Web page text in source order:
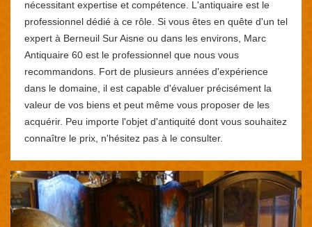
nécessitant expertise et compétence. L'antiquaire est le
professionnel dédié à ce rôle. Si vous êtes en quête d'un tel
expert à Berneuil Sur Aisne ou dans les environs, Marc
Antiquaire 60 est le professionnel que nous vous
recommandons. Fort de plusieurs années d'expérience
dans le domaine, il est capable d'évaluer précisément la
valeur de vos biens et peut même vous proposer de les
acquérir. Peu importe l'objet d'antiquité dont vous souhaitez
connaître le prix, n'hésitez pas à le consulter.